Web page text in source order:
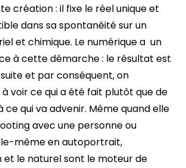
création : il fixe le réel unique et
dans sa spontanéité sur un
et chimique. Le numérique a un
à cette démarche : le résultat est
et par conséquent, on
à voir ce qui a été fait plutôt que de
ce qui va advenir. Même quand elle
avec une personne ou
même en autoportrait,
et le naturel sont le moteur de